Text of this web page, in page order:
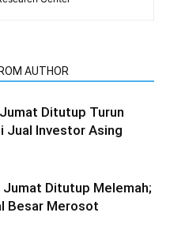
AUTHOR
Ditutup Turun
Jual Investor Asing
Ditutup Melemah;
Besar Merosot